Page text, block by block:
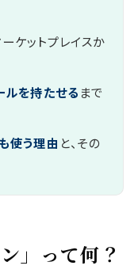
ーケットプレイスか
ルを持たせる まで
使う理由 と、その
」って何？